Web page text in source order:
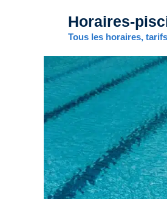
Horaires-
Tous les horaires,